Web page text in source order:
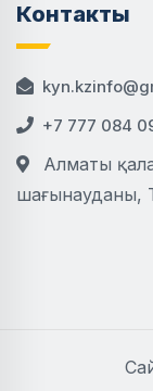
Контакты
+7 777 084
Алматы
шағынауданы,